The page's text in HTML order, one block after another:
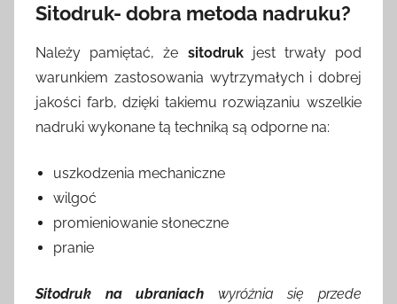
Sitodruk- dobra metoda nadruku?
Należy pamiętać, że sitodrukjest trwały pod
warunkiem zastosowania wytrzymałych i dobrej
jakości farb, dzięki takiemu rozwiązaniu wszelkie
nadruki wykonane tą techniką są odporne na:
uszkodzenia mechaniczne
wilgoć
promieniowanie słoneczne
pranie
Sitodruk na ubraniach wyróżnia się przede